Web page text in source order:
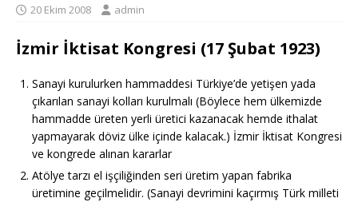
20 Ekim 2008 admin
İzmir İktisat Kongresi (17 Şubat 1923)
Sanayi kurulurken hammaddesi Türkiye’de yetişen yada
çıkarılan sanayi kolları kurulmalı (Böylece hem ülkemizde
hammadde üreten yerli üretici kazanacak hemde ithalat
yapmayarak döviz ülke içinde kalacak.) İzmir İktisat Kongresi
ve kongrede alınan kararlar
Atölye tarzı el işçiliğinden seri üretim yapan fabrika
üretimine geçilmelidir. (Sanayi devrimini kaçırmış Türk milleti